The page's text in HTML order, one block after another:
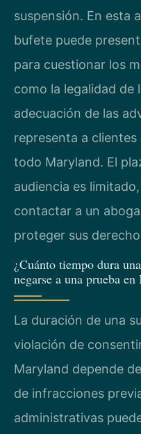
suspensión. En esta
bufete puede
para cuestionar los
como la legalidad
adecuación de las
representa a clientes
todo Maryland. El
audiencia es
contactar a un
proteger sus
¿Cuánto tiempo dura
negarse a una prueba
La duración de una
violación de
Maryland depende
de infracciones
administrativas